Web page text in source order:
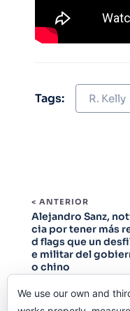
Tags: R. Kelly
< ANTERIOR
Alejandro Sanz,
cia por tener más
d flags que un
e militar del
o chino
We use our own and